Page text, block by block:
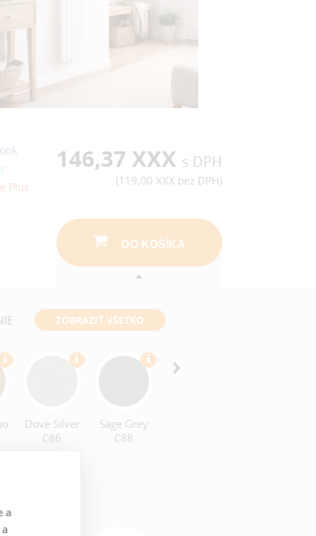
Plus
146,37 XXX s DPH
(119,00 XXX bez DPH)
DO KOŠÍKA
ZOBRAZIŤ VŠETKO
Dove Silver
C86
Sage Grey
C88
Stone C89
a